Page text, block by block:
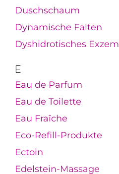
Duschschaum
Dynamische Falten
Dyshidrotisches Exzem
E
Eau de Parfum
Eau de Toilette
Eau Fraîche
Eco-Refill-Produkte
Ectoin
Edelstein-Massage